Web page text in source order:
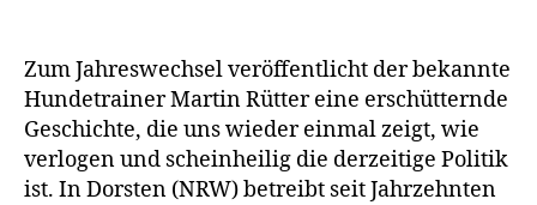
auf:
von
Hubert
Winkel
wird
Zum Jahreswechsel veröffentlicht der bekannte
Hundetrainer Martin Rütter eine erschütternde
Geschichte, die uns wieder einmal zeigt, wie
verlogen und scheinheilig die derzeitige Politik
ist. In Dorsten (NRW) betreibt seit Jahrzehnten